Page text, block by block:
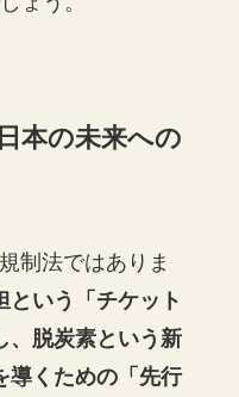
本の未来への
制法ではありま
という「チケット
、脱炭素という新
導くための「先行